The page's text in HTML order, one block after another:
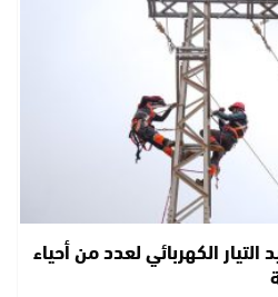
الكهربائي لعدد من أحياء